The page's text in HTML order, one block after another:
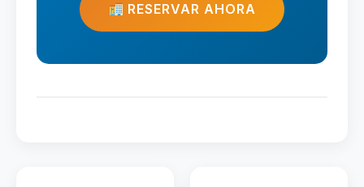
RESERVAR AHORA